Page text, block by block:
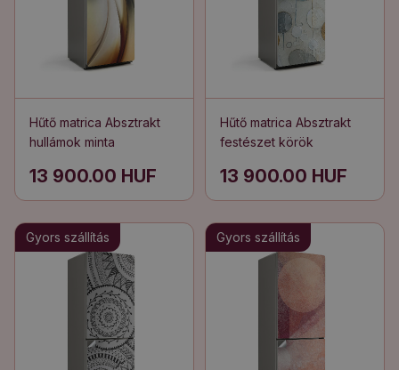
Hűtő matrica Absztrakt
hullámok minta
13 900.00 HUF
Hűtő matrica Absztrakt
festészet körök
13 900.00 HUF
Gyors szállítás Gyors szállítás